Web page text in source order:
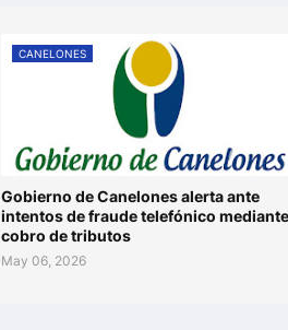
CANELONES
Gobierno de Canelones alerta ante
intentos de fraude telefónico mediante
cobro de tributos
May 06, 2026